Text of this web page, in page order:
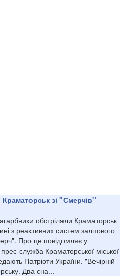
зі "Смерчів"
обстріляли Краматорськ
з реактивних систем залпового
Про це повідомляє у
служба Краматорської міської
Патріоти України. "Вечірній
Два сна...